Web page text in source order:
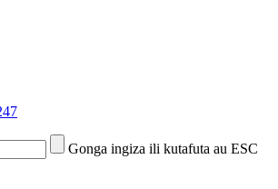
Gonga ingiza ili kutafuta au ESC